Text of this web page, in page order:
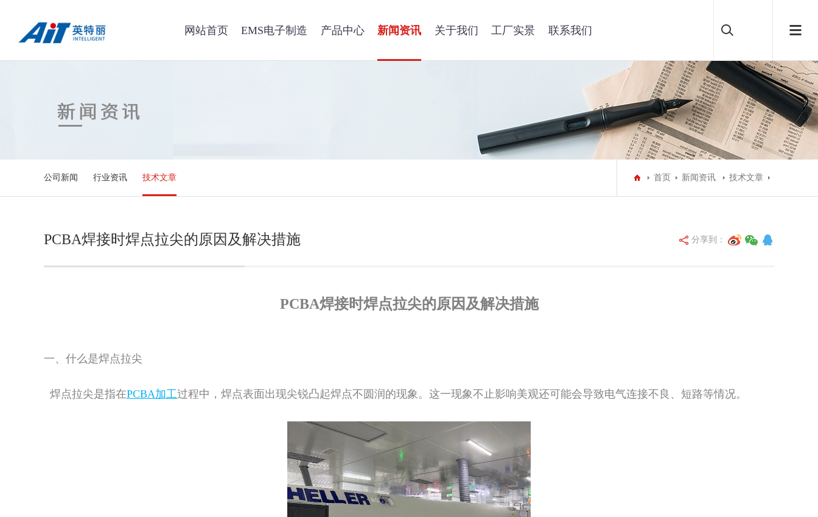
网站首页 EMS电子制造 产品中心 新闻资讯 关于我们 工厂实景 联系我们
公司新闻 行业资讯 技术文章 首页 新闻资讯 技术文章
PCBA焊接时焊点拉尖的原因及解决措施 分享到：
PCBA焊接时焊点拉尖的原因及解决措施
一、什么是焊点拉尖
焊点拉尖是指在PCBA加工过程中，焊点表面出现尖锐凸起焊点不圆润的现象。这一现象不止影响美观还可能会导致电气连接不良、短路等情况。